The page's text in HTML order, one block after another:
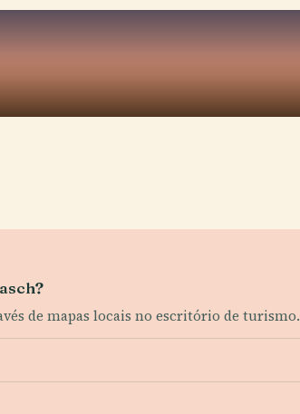
de mapas locais no escritório de turismo.